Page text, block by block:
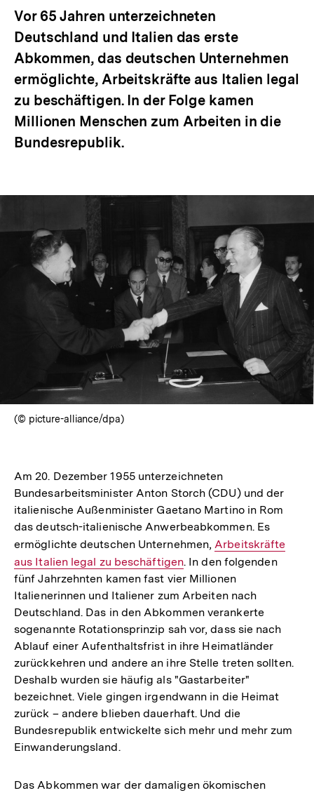
Vor 65 Jahren unterzeichneten
Deutschland und Italien das erste
Abkommen, das deutschen Unternehmen
ermöglichte, Arbeitskräfte aus Italien legal
zu beschäftigen. In der Folge kamen
Millionen Menschen zum Arbeiten in die
Bundesrepublik.
(© picture-alliance/dpa)
Am 20. Dezember 1955 unterzeichneten
Bundesarbeitsminister Anton Storch (CDU) und der
italienische Außenminister Gaetano Martino in Rom
das deutsch-italienische Anwerbeabkommen. Es
ermöglichte deutschen Unternehmen,Interner
Link:
Arbeitskräfte
aus Italien legal zu beschäftigen. In den folgenden
fünf Jahrzehnten kamen fast vier Millionen
Italienerinnen und Italiener zum Arbeiten nach
Deutschland. Das in den Abkommen verankerte
sogenannte Rotationsprinzip sah vor, dass sie nach
Ablauf einer Aufenthaltsfrist in ihre Heimatländer
zurückkehren und andere an ihre Stelle treten sollten.
Deshalb wurden sie häufig als "Gastarbeiter"
bezeichnet. Viele gingen irgendwann in die Heimat
zurück – andere blieben dauerhaft. Und die
Bundesrepublik entwickelte sich mehr und mehr zum
Einwanderungsland.
Das Abkommen war der damaligen ökomischen